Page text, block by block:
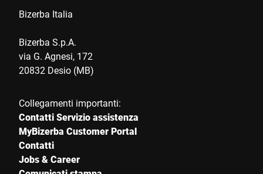
Bizerba Italia
Bizerba S.p.A.
via G. Agnesi, 172
20832 Desio (MB)
Collegamenti importanti:
Contatti Servizio assistenza
MyBizerba Customer Portal
Contatti
Jobs & Career